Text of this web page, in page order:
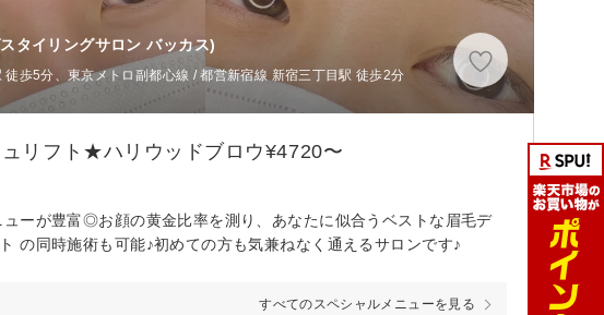
タイリングサロン バッカス)
徒歩5分、東京メトロ副都心線 / 都営新宿線 新宿三丁目駅 徒歩2分
リフト★ハリウッドブロウ¥4720〜
ーが豊富◎お顔の黄金比率を測り、あなたに似合うベストな眉毛デ
の同時施術も可能♪初めての方も気兼ねなく通えるサロンです♪
すべてのスペシャルメニューを見る